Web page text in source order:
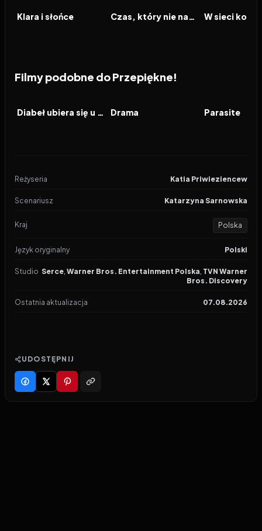
FILM
Klara i słońce FILM Czas, który nie nadszedł FILM
Filmy podobne do Przepiękne!
FILM Diabeł ubiera się u Prady 2 FILM
Drama FILM
Parasite
Reżyseria Katia Priwieziencew
Scenariusz Katarzyna Sarnowska
Kraj Polska
Język oryginalny Polski
Studio Serce, Warner Bros. Entertainment Polska, TVN Warner
Bros. Discovery
Ostatnia aktualizacja 07.08.2026
UDOSTĘPNIJ